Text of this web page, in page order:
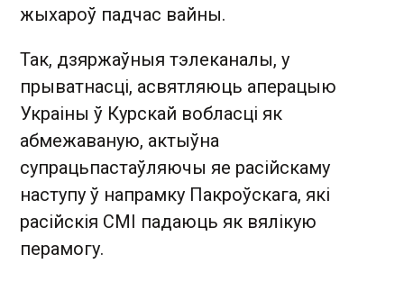
жыхароў падчас вайны.
Так, дзяржаўныя тэлеканалы, у
прыватнасці, асвятляюць аперацыю
Украіны ў Курскай вобласці як
абмежаваную, актыўна
супрацьпастаўляючы яе расійскаму
наступу ў напрамку Пакроўскага, які
расійскія СМІ падаюць як вялікую
перамогу.